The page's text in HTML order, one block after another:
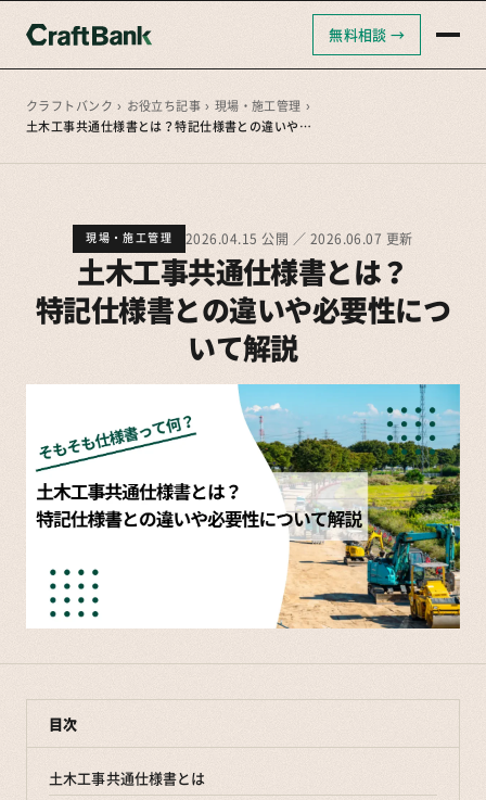
クラフトバンクAI
クラフトバンク採用支援
無料相談 →
クラフトバンク › お役立ち記事 › 現場・施工管理 ›
土木工事共通仕様書とは？特記仕様書との違いや必要性について解説
現場・施工管理 2026.04.15 公開 ／ 2026.06.07 更新
土木工事共通仕様書とは？
特記仕様書との違いや必要性につ
いて解説
目次
土木工事共通仕様書とは